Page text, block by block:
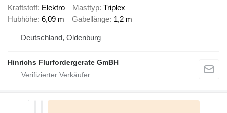
Kraftstoff Elektro Masttyp Triplex
Hubhöhe 6,09 m Gabellänge 1,2 m
Deutschland, Oldenburg
Hinrichs Flurfordergerate GmBH